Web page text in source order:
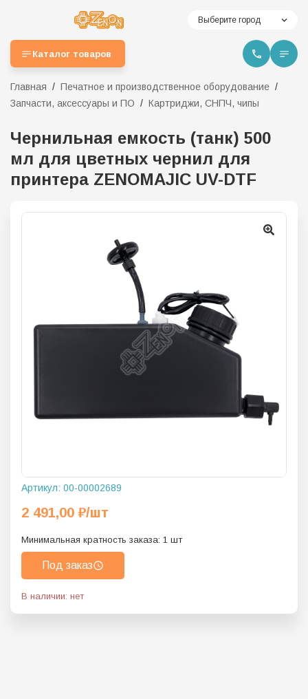
Выберите город
Каталог товаров
Главная
Печатное и производственное оборудование
Запчасти, аксессуары и ПО
Картриджи, СНПЧ, чипы
Чернильная емкость (танк) 500
мл для цветных чернил для
принтера ZENOMAJIC UV-DTF
Артикул: 00-00002689
2 491,00 ₽/шт
Минимальная кратность заказа: 1 шт
Под заказ
В наличии: нет